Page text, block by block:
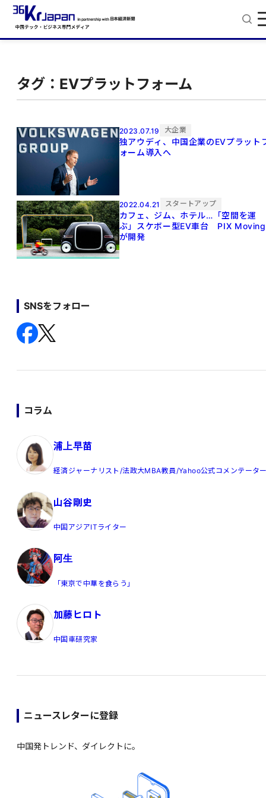
タグ：EVプラットフォーム
2023.07.19 大企業
独アウディ、中国企業のEVプラット
ォーム導入へ
2022.04.21 スタートアップ
カフェ、ジム、ホテル…「空間を運
ぶ」スケボー型EV車台 PIX Moving
が開発
SNSをフォロー
コラム
浦上早苗
経済ジャーナリスト/法政大MBA教員/Yahoo公式コメンテータ
山谷剛史
中国アジアITライター
阿生
「東京で中華を食らう」
加藤ヒロト
中国車研究家
ニュースレターに登録
中国発トレンド、ダイレクトに。